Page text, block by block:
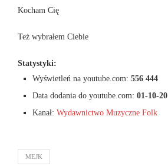
Kocham Cię
Też wybrałem Ciebie
Statystyki:
Wyświetleń na youtube.com: 556 444
Data dodania do youtube.com: 01-10-
Kanał: Wydawnictwo Muzyczne Folk
MEJK